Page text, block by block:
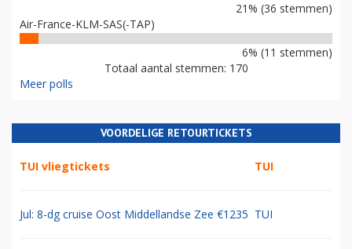
21% (36 stemmen)
Air-France-KLM-SAS(-TAP)
6% (11 stemmen)
Totaal aantal stemmen: 170
Meer polls
VOORDELIGE RETOURTICKETS
TUI vliegtickets TUI
Jul: 8-dg cruise Oost Middellandse Zee €1235 TUI